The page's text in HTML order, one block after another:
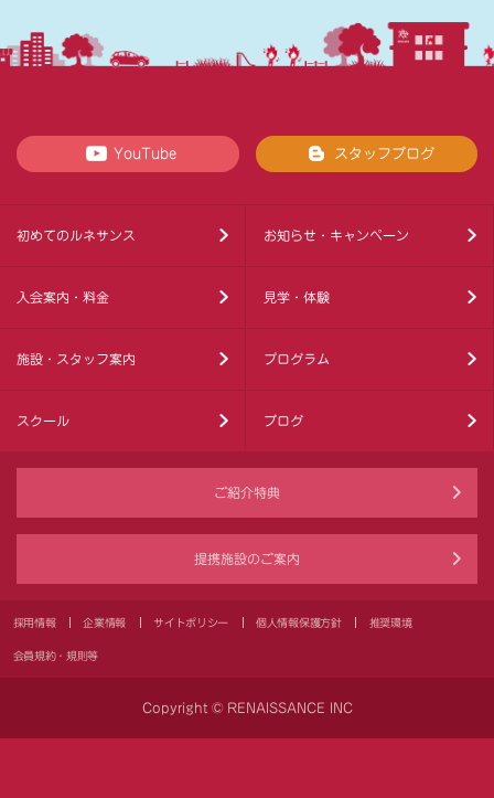
YouTube スタッフブログ
初めてのルネサンス お知らせ・キャンペーン
入会案内・料金 見学・体験
施設・スタッフ案内 プログラム
スクール ブログ
ご紹介特典
提携施設のご案内
採用情報 企業情報 サイトポリシー 個人情報保護方針 推奨環境
会員規約・規則等
Copyright © RENAISSANCE INC